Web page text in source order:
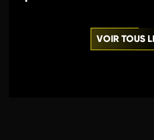
VOIR TOUS